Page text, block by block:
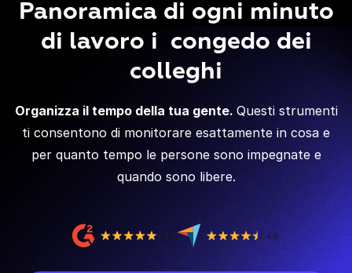
Panoramica di ogni minuto
di lavoro i congedo dei
colleghi
Organizza il tempo della tua gente. Questi strumenti
ti consentono di monitorare esattamente in cosa e
per quanto tempo le persone sono impegnate e
quando sono libere.